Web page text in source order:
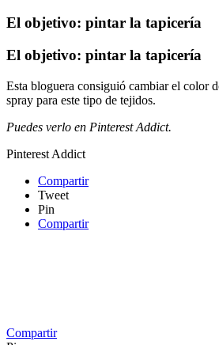
El objetivo: pintar la tapicería
El objetivo: pintar la tapicería
Esta bloguera consiguió cambiar el color
spray para este tipo de tejidos.
Puedes verlo en Pinterest Addict.
Pinterest Addict
Compartir
Tweet
Pin
Compartir
Compartir